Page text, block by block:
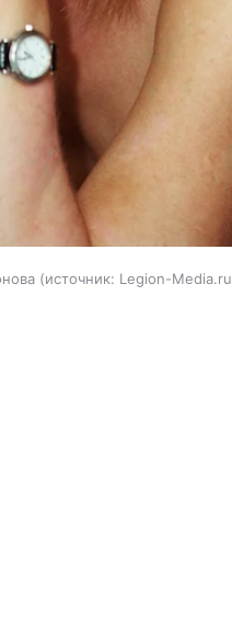
источник: Legion-Media.ru